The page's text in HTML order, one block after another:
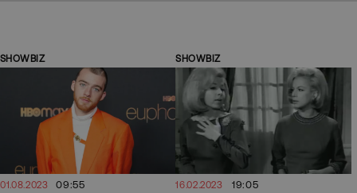
SHOWBIZ
01.08.2023 09:55
SHOWBIZ
16.02.2023 19:05